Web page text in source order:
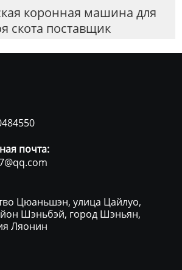
коронная машина для
скота поставщик
почта:
Цюаньшэн, улица Цайлуо,
Шэньбэй, город Шэньян,
Ляонин